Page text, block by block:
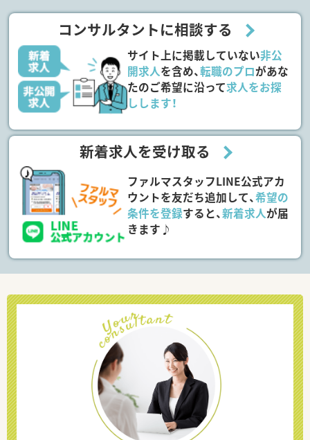
コンサルタントに相談する
サイト上に掲載していない非公
開求人を含め、転職のプロがあな
たのご希望に沿って求人をお探
しします！
新着求人を受け取る
ファルマスタッフLINE公式アカ
ウントを友だち追加して、希望の
条件を登録すると、新着求人が届
きます♪